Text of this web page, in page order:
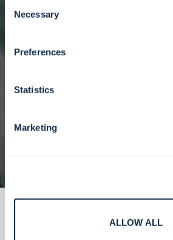
cookies. Click "Show details" below
about who we share your information
Selection
Necessary
Preferences
Statistics
Marketing
ALLOW ALL
Nuestro enfoque